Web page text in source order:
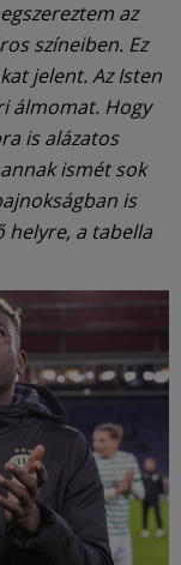
az
színeiben. Ez
jelent. Az Isten
álmomat. Hogy
is alázatos
ismét sok
is
helyre, a tabella